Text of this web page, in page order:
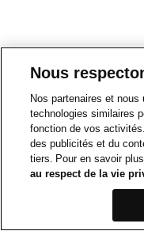
Nous
Nos partenaires et
technologies similaires
fonction de vos
des publicités et du
tiers. Pour en savoir
au respect de la vie